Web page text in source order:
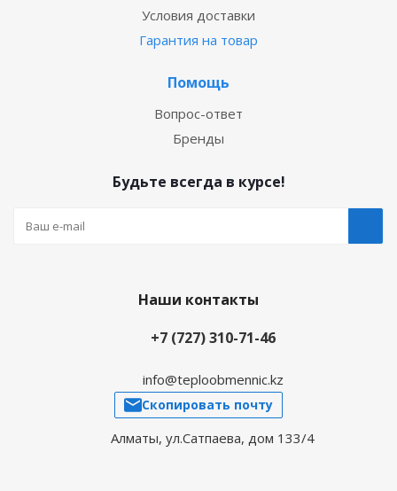
Условия доставки
Гарантия на товар
Помощь
Вопрос-ответ
Бренды
Будьте всегда в курсе!
Наши контакты
+7 (727) 310-71-46
info@teploobmennic.kz
Скопировать почту
Алматы, ул.Сатпаева, дом 133/4